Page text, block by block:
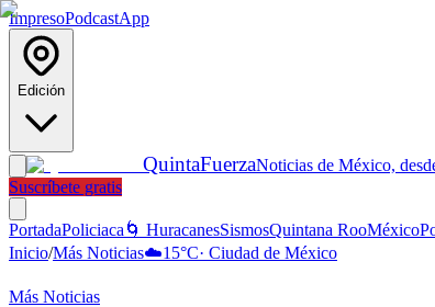
ImpresoPodcastApp
Edición
QuintaFuerzaNoticias de México,
Suscríbete gratis
PortadaPoliciaca 🌀 HuracanesSismosQuintana RooMéxico
Inicio/Más Noticias☁️15°C· Ciudad de México
Más Noticias